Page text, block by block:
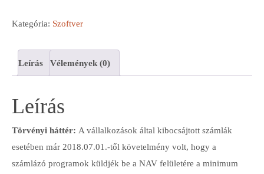
Kategória: Szoftver
Leírás Vélemények (0)
Leírás
Törvényi háttér: A vállalkozások által kibocsájtott számlák
esetében már 2018.07.01.-től követelmény volt, hogy a
számlázó programok küldjék be a NAV felületére a minimum